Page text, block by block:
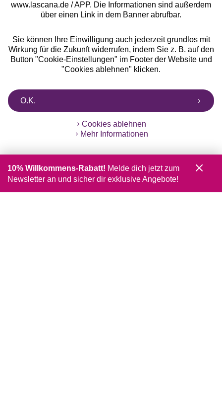
www.lascana.de / APP. Die Informationen sind außerdem
über einen Link in dem Banner abrufbar.
Sie können Ihre Einwilligung auch jederzeit grundlos mit
Wirkung für die Zukunft widerrufen, indem Sie z. B. auf den
Button "Cookie-Einstellungen" im Footer der Website und
"Cookies ablehnen" klicken.
O.K.
Cookies ablehnen
Mehr Informationen
10% Willkommens-Rabatt! Melde dich jetzt zum
Newsletter an und sicher dir exklusive Angebote!